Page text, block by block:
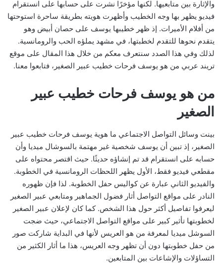
والإثارة بين متابعيها. لكنها مؤخرًا نشرت على حسابها على انستقرام
فيديو يظهر بها وجه الخطيب وأظهرت هويته بطريقة ساحرة استوحتها
من أفلام الأميرات. إذ ظهر خطيبها يوسف على حصان أبيض وهو
يتقدم نحوها للتقدم لخطبتها، في مشهد يملؤه الحب والرومانسية.
لذلك وفي هذا الصدد سنتعرف معكم من خلال هذا المقال على موقع
تريند عربي من هو يوسف فرحات خطيب عبير الصغير، فتابعوا معنا.
من هو يوسف فرحات خطيب عبير
الصغير
بينت وسائل التواصل الاجتماعي ما هوية يوسف فرحات خطيب عبير
الصغير، إذ تبين أن يوسف شخصية غير مهتمة بالسوشال ميديا وأن
حسابه على انستقرام قد تم إنشاؤه حديثًا. حيث اقتصر محتواه على
مقطعي فيديو فقط، الأول يظهر اللحظات الرومانسية في الخطوبة.
والفيديو الثاني عبارة عن كواليس حفل الخطوبة. لذا فإن ظهوره
النادر على مواقع التواصل أثار فضول الجماهير ومتابعي عبير الصغير
ليعرفوا تفاصيل أكثر حول هذا الشخص. كما كان لإعلان عبير الصغير
لخطوبتها تأثير كبير على مواقع التواصل الاجتماعي، حيث ضجت
السوشل ميديا لمعرفة من هو العريس لأنها في البداية شاركت صور
من حفل خطوبتها دون أن تظهر وجه العريس، هذا ما أثار الكثير من
التساؤلات والإشاعات بين المتابعين.